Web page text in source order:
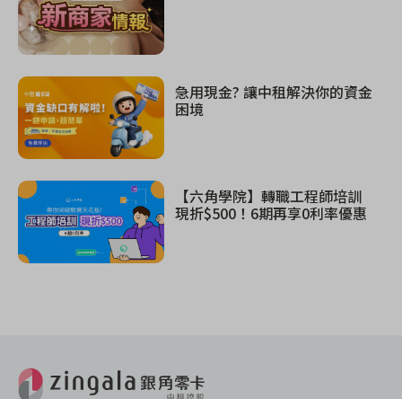
急用現金? 讓中租解決你的資金
困境
【六角學院】轉職工程師培訓
現折$500！6期再享0利率優惠